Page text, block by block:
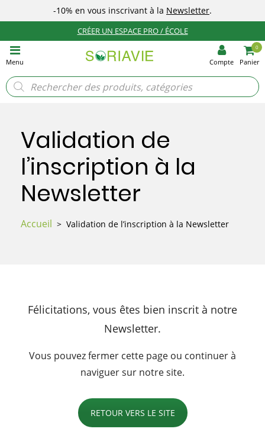
-10% en vous inscrivant à la Newsletter.
CRÉER UN ESPACE PRO / ÉCOLE
Menu Compte
0
Panier
Recherche
de
produits
Accueil > Validation de l’inscription à la Newsletter
Validation de
l’inscription à la
Newsletter
Félicitations, vous êtes bien inscrit à notre
Newsletter.
Vous pouvez fermer cette page ou continuer à
naviguer sur notre site.
RETOUR VERS LE SITE